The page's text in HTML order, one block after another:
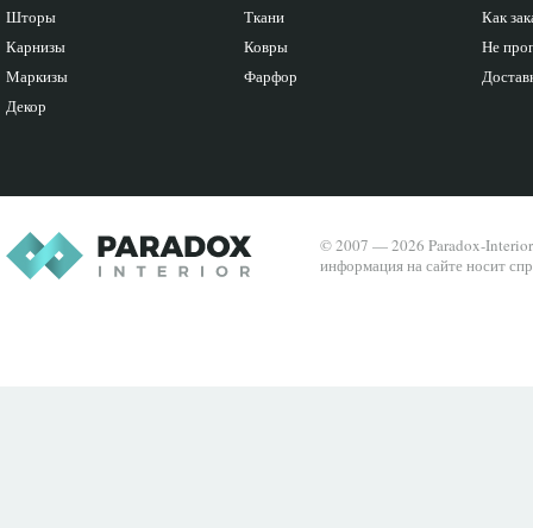
Шторы
Карнизы
Маркизы
Декор
Ткани
Ковры
Фарфор
Как
Не
© 2007 — 2026 Paradox-
информация на сайте носит